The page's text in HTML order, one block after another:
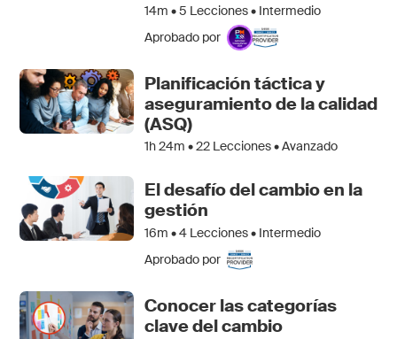
14m •5 Lecciones • Intermedio
Aprobado por
Planificación táctica y
aseguramiento de la calidad
(ASQ)
1h 24m •22 Lecciones • Avanzado
El desafío del cambio en la
gestión
16m •4 Lecciones • Intermedio
Aprobado por
Conocer las categorías
clave del cambio